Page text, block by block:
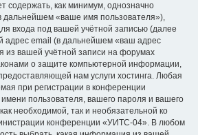
содержать, как минимум, однозначно
«ваше имя пользователя»),
входа под вашей учётной записью (далее
адрес email (в дальнейшем «ваш адрес
вашей учётной записи на форумах
о защите компьютерной информации,
нам услуги хостинга. Любая
при регистрации в конференции
пользователя, вашего пароля и вашего
необходимой, так и необязательной ко
конференции «УИТС-04». В любом